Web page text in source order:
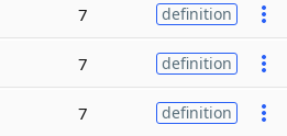
7 definition
7 definition
7 definition